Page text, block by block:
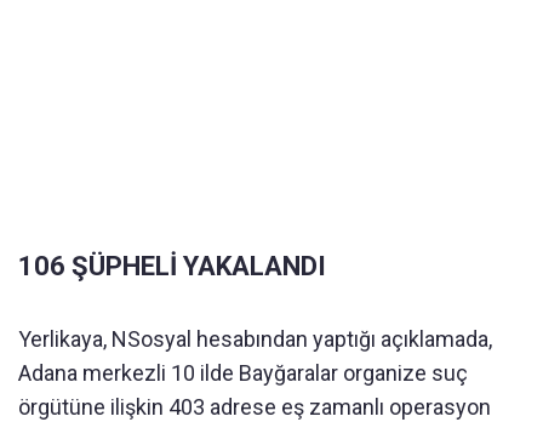
106 ŞÜPHELİ YAKALANDI
Yerlikaya, NSosyal hesabından yaptığı açıklamada,
Adana merkezli 10 ilde Bayğaralar organize suç
örgütüne ilişkin 403 adrese eş zamanlı operasyon